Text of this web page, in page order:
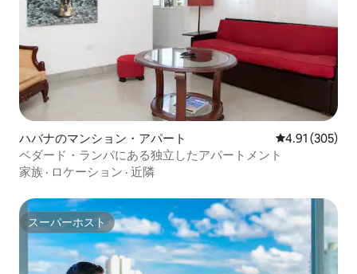
ハバナのマンション・アパート レビュー305
4.91 (305)
ベダード・ランパにある独立したアパートメント
家族 · ロケーション · 近隣
スーパーホスト
スーパーホスト